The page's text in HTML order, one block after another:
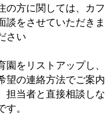
の方に関しては、カフ
談をさせていただきま
さい
をリストアップし、
望の連絡方法でご案内
担当者と直接相談しな
。